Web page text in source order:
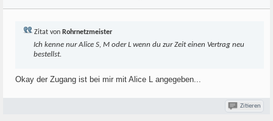
Zitat von Rohrnetzmeister
Ich kenne nur Alice S, M oder L wenn du zur Zeit einen Vertrag neu
bestellst.
Okay der Zugang ist bei mir mit Alice L angegeben...
Zitieren